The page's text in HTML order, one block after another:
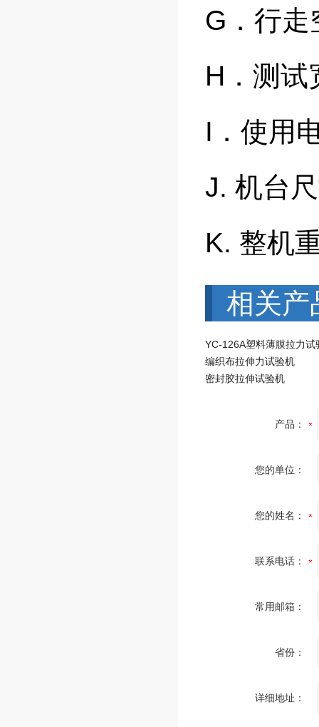
G．行
H．测试
I．使用
J. 机台
K. 整机
相关产
YC-126A塑料薄膜拉力试
编织布拉伸力试验机
密封胶拉伸试验机
产品：
您的单位：
您的姓名：
联系电话：
常用邮箱：
省份：
详细地址：